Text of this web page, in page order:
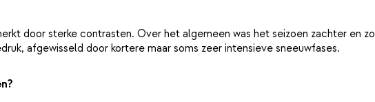
door sterke contrasten. Over het algemeen was het seizoen zachter en
afgewisseld door kortere maar soms zeer intensieve sneeuwfases.